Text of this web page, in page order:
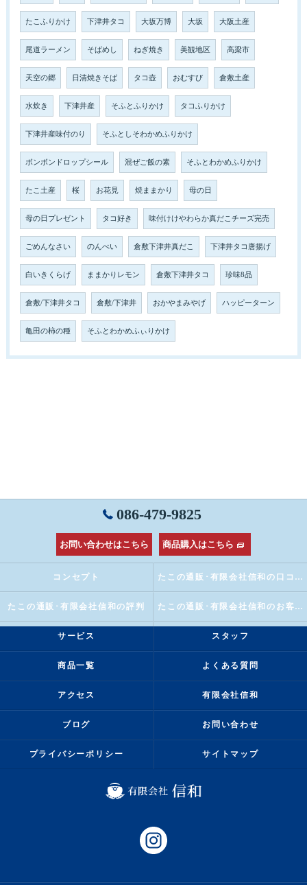
たこふりかけ 下津井タコ 大坂万博 大坂 大阪土産
尾道ラーメン そばめし ねぎ焼き 美観地区 高梁市
天空の郷 日清焼きそば タコ壺 おむすび 倉敷土産
水炊き 下津井産 そふとふりかけ タコふりかけ
下津井産味付のり そふとしそわかめふりかけ
ボンボンドロップシール 混ぜご飯の素 そふとわかめふりかけ
たこ土産 桜 お花見 焼ままかり 母の日
母の日プレゼント タコ好き 味付けけやわらか真だこチーズ完売
ごめんなさい のんべい 倉敷下津井真だこ 下津井タコ唐揚げ
白いきくらげ ままかりレモン 倉敷下津井タコ 珍味8品
倉敷/下津井タコ 倉敷/下津井 おかやまみやげ ハッピーターン
亀田の柿の種 そふとわかめふぃりかけ
086-479-9825
お問い合わせはこちら 商品購入はこちら
コンセプト たこの通販･有限会社信和の口コミ情報
たこの通販･有限会社信和の評判 たこの通販･有限会社信和のお客様の声
サービス スタッフ
商品一覧 よくある質問
アクセス 有限会社信和
ブログ お問い合わせ
プライバシーポリシー サイトマップ